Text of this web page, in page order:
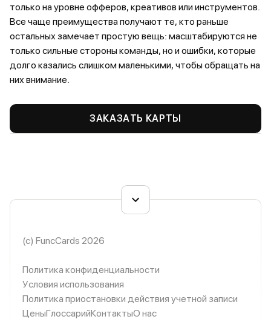
только на уровне офферов, креативов или инструментов.
Все чаще преимущества получают те, кто раньше
остальных замечает простую вещь: масштабируются не
только сильные стороны команды, но и ошибки, которые
долго казались слишком маленькими, чтобы обращать на
них внимание.
ЗАКАЗАТЬ КАРТЫ
(c) FuncCards 2026
Политика конфиденциальности
Условия использования
Политика приостановки действия учетной записи
ЦеныГлоссарийКонтактыО нас